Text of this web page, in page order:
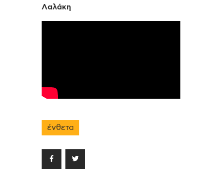
Λαλάκη
ένθετα